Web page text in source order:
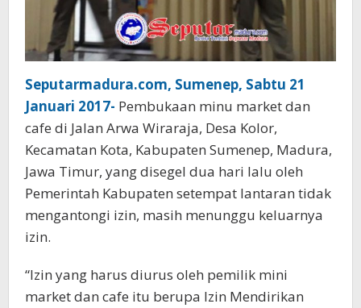
Seputarmadura.com, Sumenep, Sabtu 21
Januari 2017- Pembukaan minu market dan
cafe di Jalan Arwa Wiraraja, Desa Kolor,
Kecamatan Kota, Kabupaten Sumenep, Madura,
Jawa Timur, yang disegel dua hari lalu oleh
Pemerintah Kabupaten setempat lantaran tidak
mengantongi izin, masih menunggu keluarnya
izin.
“Izin yang harus diurus oleh pemilik mini
market dan cafe itu berupa Izin Mendirikan